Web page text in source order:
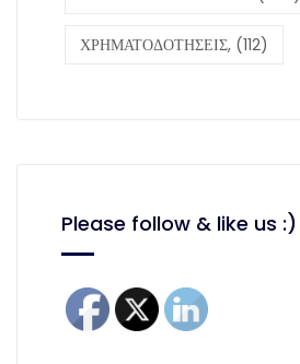
ΧΡΗΜΑΤΟΔΟΤΗΣΕΙΣ, (112)
Please follow & like us :)